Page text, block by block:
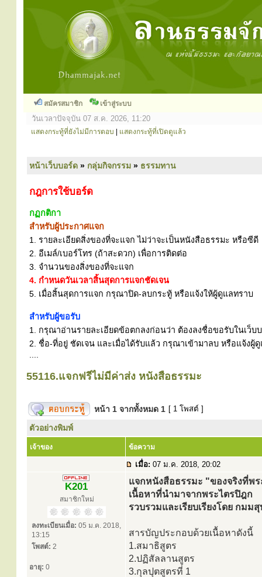
สมัครสมาชิก เข้าสู่ระบบ
วันเวลาปัจจุบัน 07 ส.ค. 2026, 11:20
แสดงกระทู้ที่ยังไม่มีการตอบ แสดงกระทู้ที่เปิดดูแล้ว
หน้าเว็บบอร์ด » กลุ่มกิจกรรม » ธรรมทาน
กฎการใช้บอร์ด
กฏกติกา
สำหรับผู้ประกาศแจก
1. รายละเอียดสิ่งของที่จะแจก ไม่ว่าจะเป็นหนังสือธรรมะ หรือซีดี
2. อีเมล์/เบอร์โทร (ถ้าสะดวก) เพื่อการติดต่อ
3. จำนวนของสิ่งของที่จะแจก
4. กำหนดวันเวลาสิ้นสุดการแจกชัดเจน
5. เมื่อสิ้นสุดการแจก กรุณาปิด-ลบกระทู้ หรือแจ้งให้ผู้ดูแลทราบ
สำหรับผู้ขอรับ
1. กรุณาอ่านรายละเอียดข้อตกลงก่อนว่า ต้องลงชื่อขอรับในเว็บ
2. ชื่อ-ที่อยู่ ชัดเจน และเมื่อได้รับแล้ว กรุณาเข้ามาลบ หรือแจ้ง
55116.แจกฟรีไม่มีค่าส่ง หนังสือธรรมะ
หน้า 1 จากทั้งหมด 1 [ 1 โพสต์ ]
ตัวอย่างพิมพ์
เจ้าของ ข้อความ
เมื่อ: 07 ม.ค. 2018, 20:02
K201
สมาชิกใหม่
ลงทะเบียนเมื่อ: 05 ม.ค. 2018,
13:15
โพสต์: 2
อายุ: 0
แจกหนังสือธรรมะ "ของจริงที่พร
เนื้อหาที่นำมาจากพระไตรปิฎก
รวบรวมและเรียบเรียงโดย กมม
สารบัญประกอบด้วยเนื้อหาดังนี้
1.สมาธิสูตร
2.ปฏิสัลลานสูตร
3.กุลปุตสูตรที่ 1